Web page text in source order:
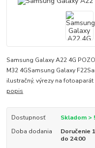
Samsung Galaxy A22 4G
M32 4GSamsung Galaxy
ilustračný, výrezy na
popis
Dostupnosť
Skladom >
Doba dodania
Doručenie
do 24:00